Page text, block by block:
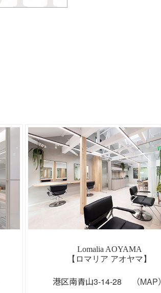
Lomalia AOYAMA
【ロマリア アオヤマ】
港区南青山3-14-28 （MAP）